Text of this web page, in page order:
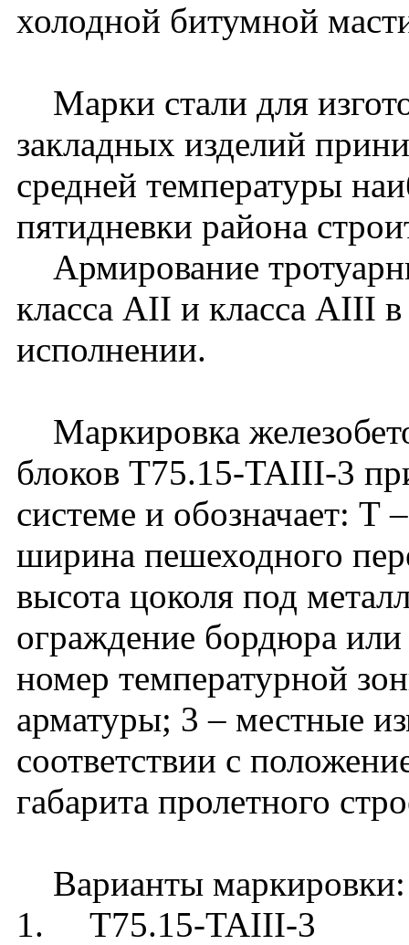
холодной битумной
Марки стали для
закладных изделий
средней температуры
пятидневки района
Армирование
класса АII и класса АIII
исполнении.
Маркировка
блоков Т75.15-TAIII-3
системе и обозначает: Т
ширина пешеходного
высота цоколя под
ограждение бордюра
номер температурной
арматуры; 3 – местные
соответствии с
габарита пролетного
Варианты маркировки:
1. Т75.15-TAIII-3